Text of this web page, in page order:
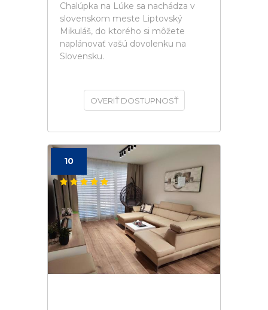
Chalúpka na Lúke sa nachádza v
slovenskom meste Liptovský
Mikuláš, do ktorého si môžete
naplánovať vašú dovolenku na
Slovensku.
OVERIŤ DOSTUPNOSŤ
10